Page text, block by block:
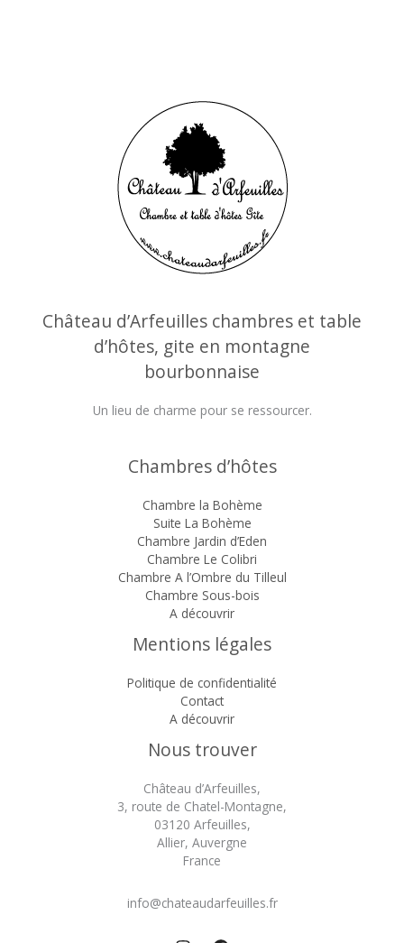
Château d’Arfeuilles chambres et table
d’hôtes, gite en montagne
bourbonnaise
Un lieu de charme pour se ressourcer.
Chambres d’hôtes
Chambre la Bohème
Suite La Bohème
Chambre Jardin d’Eden
Chambre Le Colibri
Chambre A l’Ombre du Tilleul
Chambre Sous-bois
A découvrir
Mentions légales
Politique de confidentialité
Contact
A découvrir
Nous trouver
Château d’Arfeuilles,
3, route de Chatel-Montagne,
03120 Arfeuilles,
Allier, Auvergne
France
info@chateaudarfeuilles.fr